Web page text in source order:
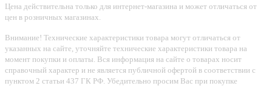
Цена действительна только для интернет-магазина и может отличаться от
цен в розничных магазинах.
Внимание! Технические характеристики товара могут отличаться от
указанных на сайте, уточняйте технические характеристики товара на
момент покупки и оплаты. Вся информация на сайте о товарах носит
справочный характер и не является публичной офертой в соответствии с
пунктом 2 статьи 437 ГК РФ. Убедительно просим Вас при покупке